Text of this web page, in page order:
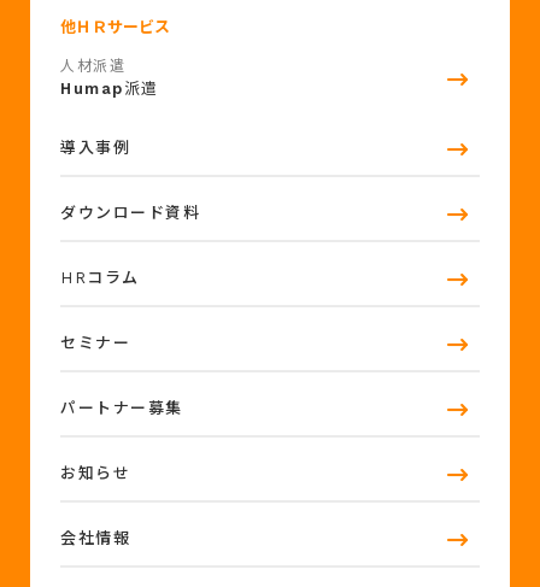
他ＨＲサービス
人材派遣
Humap 派遣
導入事例
ダウンロード資料
HRコラム
セミナー
パートナー募集
お知らせ
会社情報